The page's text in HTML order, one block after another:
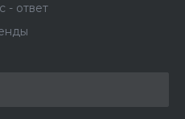
- ответ